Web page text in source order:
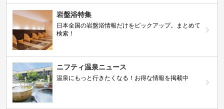
岩盤浴特集
日本全国の岩盤浴情報だけをピックアップ。まとめて
検索！
ニフティ温泉ニュース
温泉にもっと行きたくなる！お得な情報を掲載中